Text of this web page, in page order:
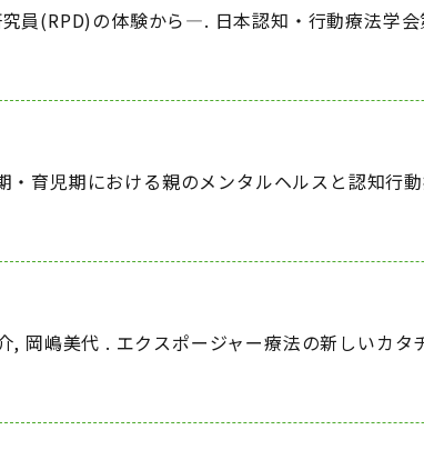
員(RPD)の体験から―. 日本認知・行動療法学
育児期における親のメンタルヘルスと認知行
岡嶋美代 . エクスポージャー療法の新しいカ